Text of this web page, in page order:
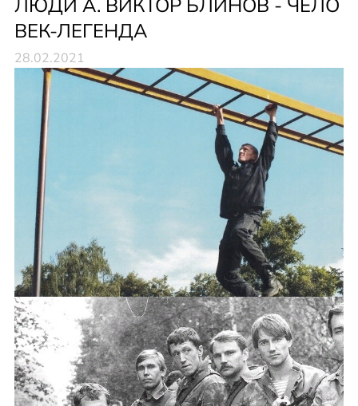
ЛЮДИ А. ВИКТОР БЛИНОВ - ЧЕЛО
ВЕК-ЛЕГЕНДА
28.02.2021